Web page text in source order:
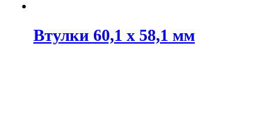
Втулки 60,1 х 58,1 мм